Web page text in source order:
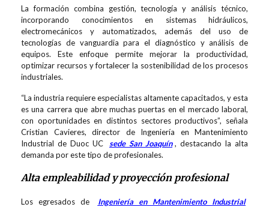
La formación combina gestión, tecnología y análisis técnico,
incorporando conocimientos en sistemas hidráulicos,
electromecánicos y automatizados, además del uso de
tecnologías de vanguardia para el diagnóstico y análisis de
equipos. Este enfoque permite mejorar la productividad,
optimizar recursos y fortalecer la sostenibilidad de los procesos
industriales.
“La industria requiere especialistas altamente capacitados, y esta
es una carrera que abre muchas puertas en el mercado laboral,
con oportunidades en distintos sectores productivos”, señala
Cristian Cavieres, director de Ingeniería en Mantenimiento
Industrial de Duoc UC
sede San Joaquín , destacando la alta
demanda por este tipo de profesionales.
Alta empleabilidad y proyección profesional
Los egresados de
Ingeniería en Mantenimiento Industrial